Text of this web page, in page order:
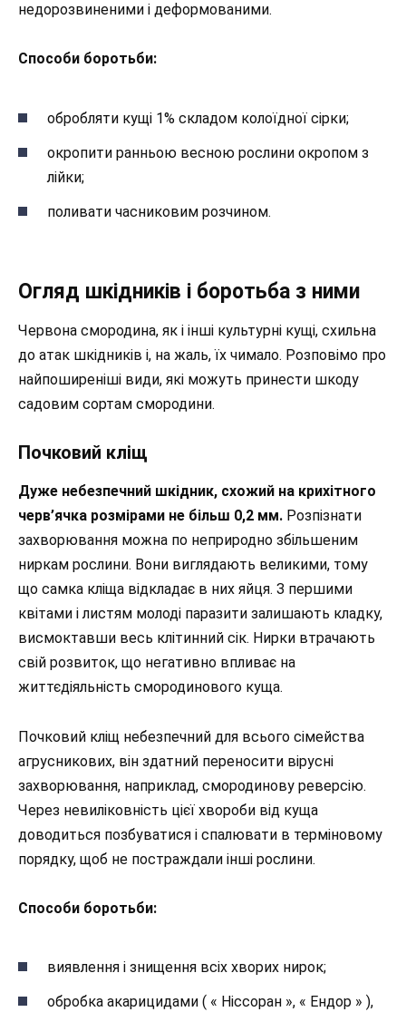
недорозвиненими і деформованими.
Способи боротьби:
обробляти кущі 1% складом колоїдної сірки;
окропити ранньою весною рослини окропом з
лійки;
поливати часниковим розчином.
Огляд шкідників і боротьба з ними
Червона смородина, як і інші культурні кущі, схильна
до атак шкідників і, на жаль, їх чимало. Розповімо про
найпоширеніші види, які можуть принести шкоду
садовим сортам смородини.
Почковий кліщ
Дуже небезпечний шкідник, схожий на крихітного
черв’ячка розмірами не більш 0,2 мм. Розпізнати
захворювання можна по неприродно збільшеним
ниркам рослини. Вони виглядають великими, тому
що самка кліща відкладає в них яйця. З першими
квітами і листям молоді паразити залишають кладку,
висмоктавши весь клітинний сік. Нирки втрачають
свій розвиток, що негативно впливає на
життєдіяльність смородинового куща.
Почковий кліщ небезпечний для всього сімейства
агрусникових, він здатний переносити вірусні
захворювання, наприклад, смородинову реверсію.
Через невиліковність цієї хвороби від куща
доводиться позбуватися і спалювати в терміновому
порядку, щоб не постраждали інші рослини.
Способи боротьби:
виявлення і знищення всіх хворих нирок;
обробка акарицидами ( « Ніссоран », « Ендор » ),